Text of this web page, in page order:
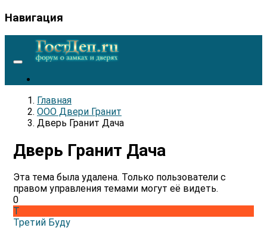
Навигация
Главная
ООО Двери Гранит
Дверь Гранит Дача
Дверь Гранит Дача
Эта тема была удалена. Только пользователи с
правом управления темами могут её видеть.
0
Т
Третий Буду